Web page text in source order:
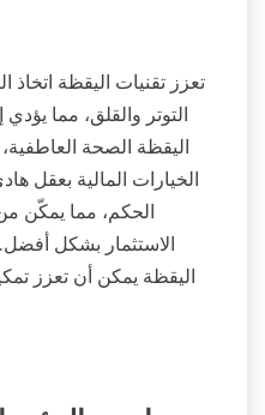
تعزز تقنيات اليقظة اتخاذ
التوتر والقلق، مما
اليقظة الصحة
الخيارات المالية بعقل
الحكم، مما يمكّن
الاستثمار بشكل
اليقظة يمكن أن تعزز